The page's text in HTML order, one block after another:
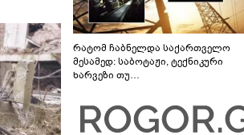
რატომ ჩაბნელდა საქართველო
მესამედ: საბოტაჟი, ტექნიკური
ხარვეზი თუ
სანდრო თვალჭრელიძის ანალიზი